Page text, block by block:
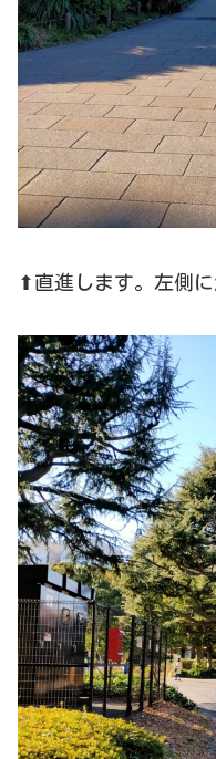
⬆直進します。左側に